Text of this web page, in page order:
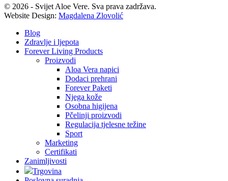
© 2026 - Svijet Aloe Vere. Sva prava zadržava.
Website Design: Magdalena Zlovolić
Blog
Zdravlje i ljepota
Forever Living Products
Proizvodi
Aloa Vera napici
Dodaci prehrani
Forever Paketi
Njega kože
Osobna higijena
Pčelinji proizvodi
Regulacija tjelesne težine
Sport
Marketing
Certifikati
Zanimljivosti
Trgovina